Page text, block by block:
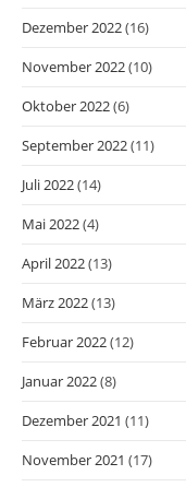
Dezember 2022(16)
November 2022(10)
Oktober 2022(6)
September 2022(11)
Juli 2022(14)
Mai 2022(4)
April 2022(13)
März 2022(13)
Februar 2022(12)
Januar 2022(8)
Dezember 2021 (11)
November 2021 (17)